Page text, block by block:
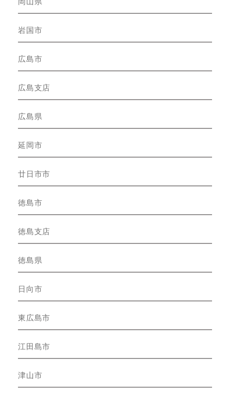
岩国市
広島市
広島支店
広島県
延岡市
廿日市市
徳島市
徳島支店
徳島県
日向市
東広島市
江田島市
津山市